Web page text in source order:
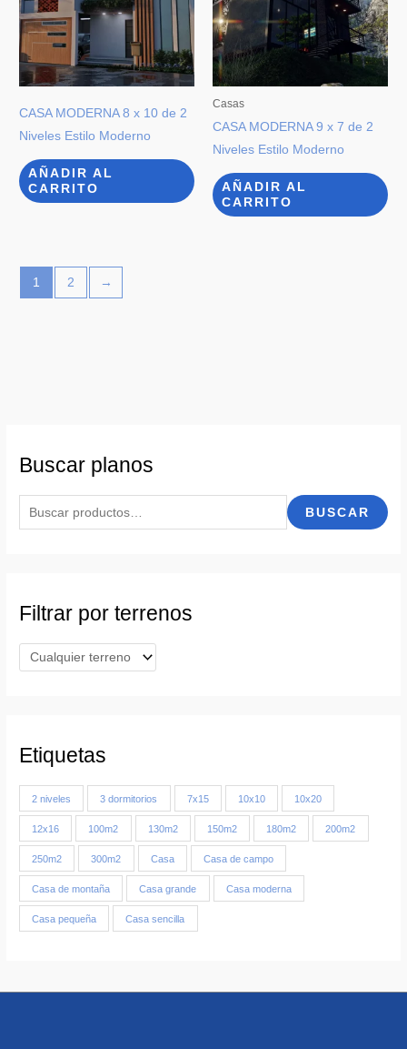
CASA MODERNA 8 x 10 de 2
Niveles Estilo Moderno
AÑADIR AL
CARRITO
Casas
CASA MODERNA 9 x 7 de 2
Niveles Estilo Moderno
AÑADIR AL
CARRITO
1 2 →
Buscar planos
u
a
BUSCAR
Filtrar por terrenos
Etiquetas
2 niveles 3 dormitorios 7x15 10x10 10x20
12x16 100m2 130m2 150m2 180m2 200m2
250m2 300m2 Casa Casa de campo
Casa de montaña Casa grande Casa moderna
Casa pequeña Casa sencilla